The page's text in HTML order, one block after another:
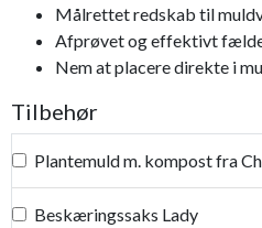
Målrettet redskab til
Afprøvet og effektivt
Nem at placere direkte i
Tilbehør
Plantemuld m. kompost fra
Beskæringssaks Lady